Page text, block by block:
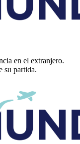
en el extranjero.
su partida.